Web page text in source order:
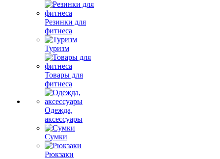
Резинки для
фитнеса
Туризм
Товары для
фитнеса
Одежда,
аксессуары
Сумки
Рюкзаки